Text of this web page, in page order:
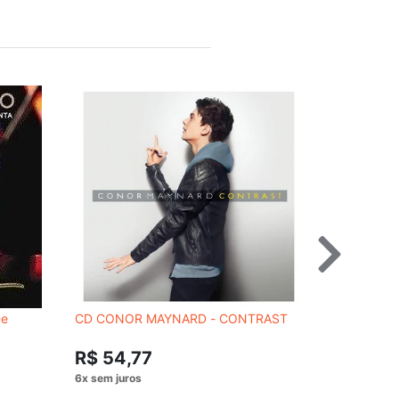
CD CONOR MAYNARD - CONTRAST
R$ 54,77